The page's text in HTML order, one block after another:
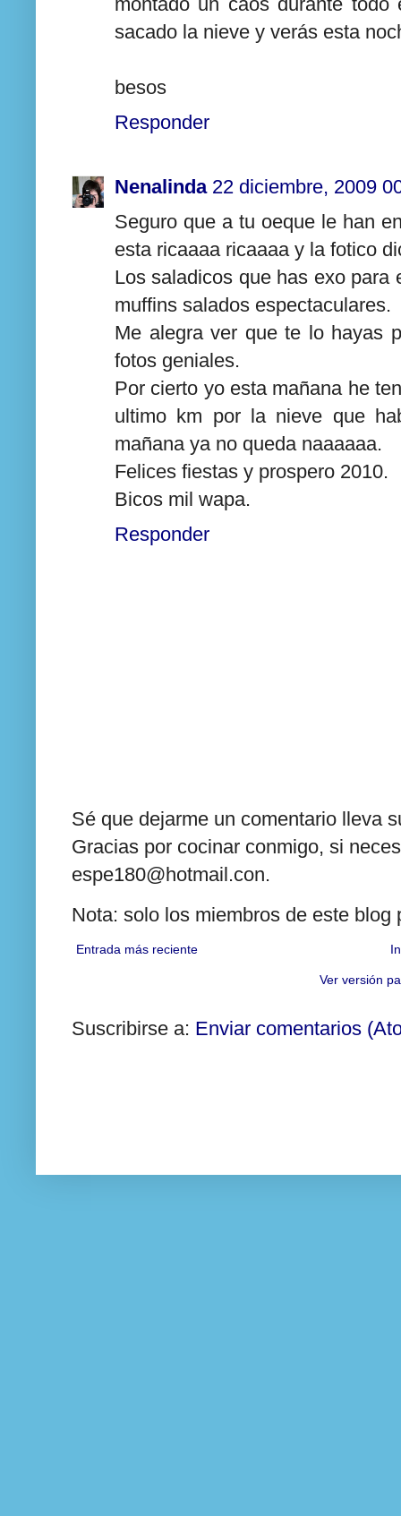
sacado la nieve y verás esta
besos
Responder
Nenalinda 22 diciembre, 2009
Seguro que a tu oeque le han
esta ricaaaa ricaaaa y la fotico
Los saladicos que has exo
muffins salados espectaculares.
Me alegra ver que te lo hayas
fotos geniales.
Por cierto yo esta mañana he
ultimo km por la nieve que
mañana ya no queda naaaaaa.
Felices fiestas y prospero 2010.
Bicos mil wapa.
Responder
Sé que dejarme un comentario lleva
Gracias por cocinar conmigo, si
espe180@hotmail.con.
Nota: solo los miembros de este
Entrada más reciente
Ver versión
Suscribirse a: Enviar comentarios